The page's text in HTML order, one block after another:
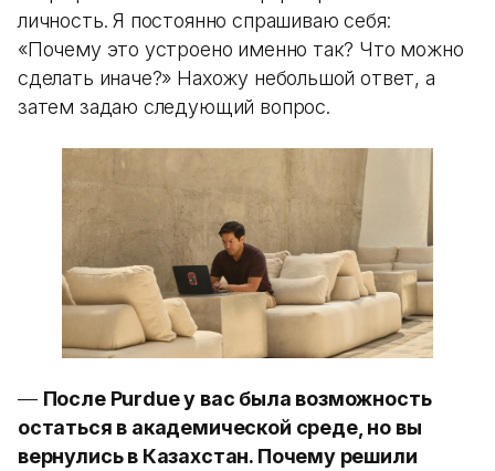
личность. Я постоянно спрашиваю себя:
«Почему это устроено именно так? Что можно
сделать иначе?» Нахожу небольшой ответ, а
затем задаю следующий вопрос.
— После Purdue у вас была возможность
остаться в академической среде, но вы
вернулись в Казахстан. Почему решили